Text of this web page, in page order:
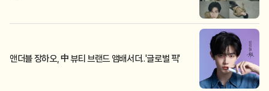
앤더블 장하오, 中 뷰티 브랜드 앰배서더..'글로벌 픽'